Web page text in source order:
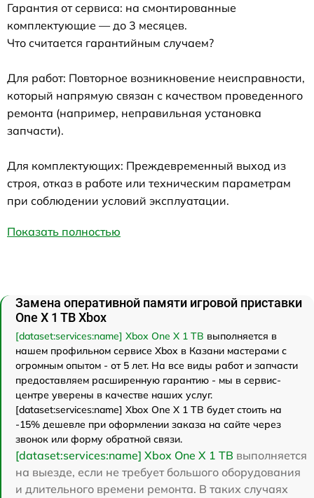
Гарантия от сервиса: на смонтированные
комплектующие — до 3 месяцев.
Что считается гарантийным случаем?
Для работ: Повторное возникновение неисправности,
который напрямую связан с качеством проведенного
ремонта (например, неправильная установка
запчасти).
Для комплектующих: Преждевременный выход из
строя, отказ в работе или техническим параметрам
при соблюдении условий эксплуатации.
Показать полностью
Замена оперативной памяти игровой приставки
One X 1 TB Xbox
[dataset:services:name] Xbox One X 1 TB выполняется в
нашем профильном сервисе Xbox в Казани мастерами с
огромным опытом - от 5 лет. На все виды работ и запчасти
предоставляем расширенную гарантию - мы в сервис-
центре уверены в качестве наших услуг.
[dataset:services:name] Xbox One X 1 TB будет стоить на
-15% дешевле при оформлении заказа на сайте через
звонок или форму обратной связи.
[dataset:services:name] Xbox One X 1 TB выполняется
на выезде, если не требует большого оборудования
и длительного времени ремонта. В таких случаях